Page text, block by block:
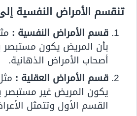
تنقسم الأمراض النفسية
قسم الأمراض النفسية :
بأن المريض يكون
أصحاب الأمراض الذهانية.
قسم الأمراض العقلية :
يكون المريض غير مستبصر
القسم الأول وتتمثل